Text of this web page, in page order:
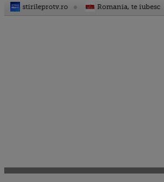
stirileprotv.ro Romania, te iubesc